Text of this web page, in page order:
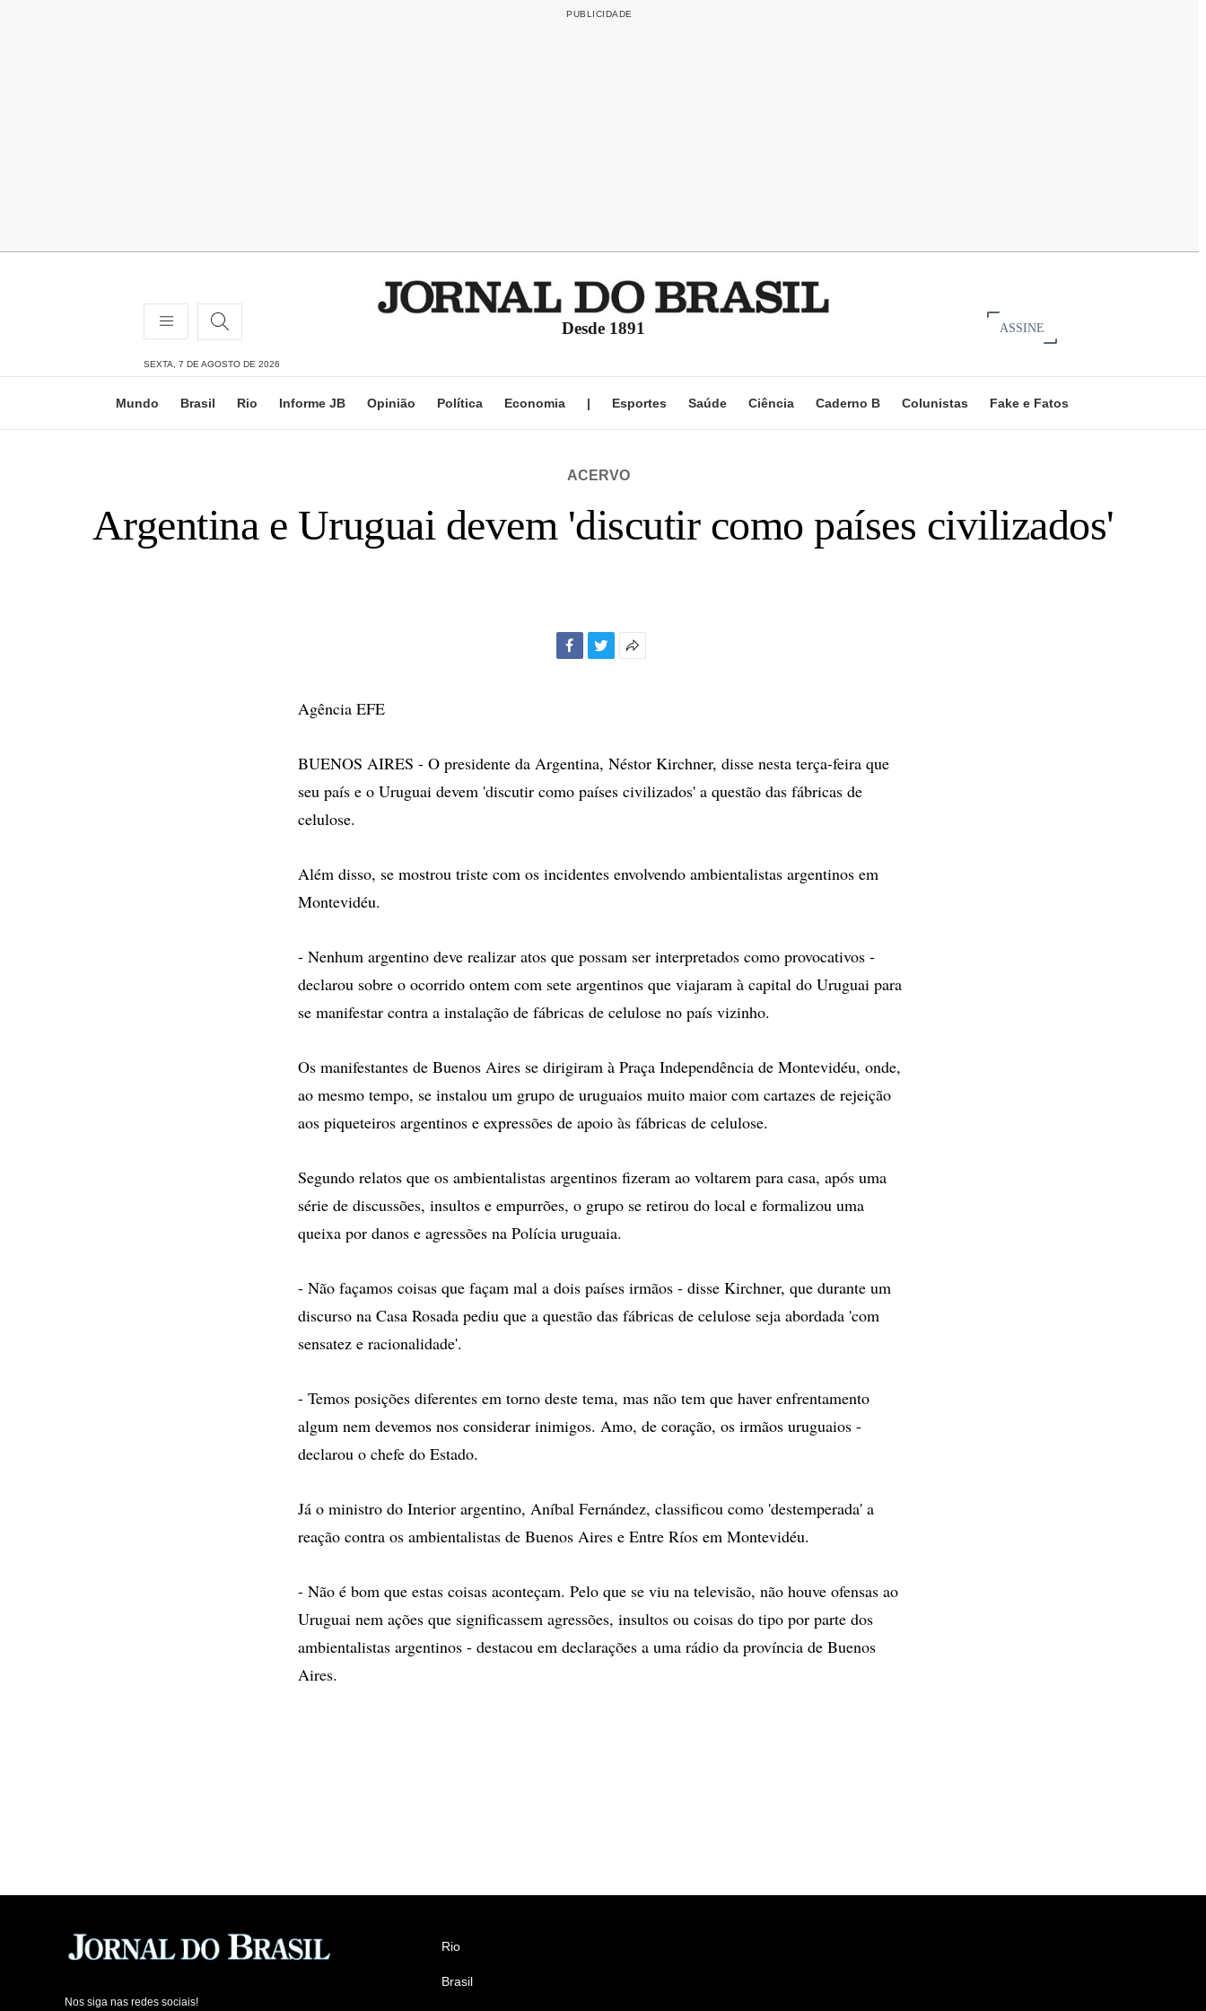
Desde 1891 ASSINE
SEXTA, 7 DE AGOSTO DE 2026
Mundo Brasil Rio Informe JB Opinião Política Economia | Esportes Saúde Ciência Caderno B Colunistas Fake e Fatos
ACERVO
Argentina e Uruguai devem 'discutir como países civilizados'
Agência EFE
BUENOS AIRES - O presidente da Argentina, Néstor Kirchner, disse nesta terça-feira que
seu país e o Uruguai devem 'discutir como países civilizados' a questão das fábricas de
celulose.
Além disso, se mostrou triste com os incidentes envolvendo ambientalistas argentinos em
Montevidéu.
- Nenhum argentino deve realizar atos que possam ser interpretados como provocativos -
declarou sobre o ocorrido ontem com sete argentinos que viajaram à capital do Uruguai para
se manifestar contra a instalação de fábricas de celulose no país vizinho.
Os manifestantes de Buenos Aires se dirigiram à Praça Independência de Montevidéu, onde,
ao mesmo tempo, se instalou um grupo de uruguaios muito maior com cartazes de rejeição
aos piqueteiros argentinos e expressões de apoio às fábricas de celulose.
Segundo relatos que os ambientalistas argentinos fizeram ao voltarem para casa, após uma
série de discussões, insultos e empurrões, o grupo se retirou do local e formalizou uma
queixa por danos e agressões na Polícia uruguaia.
- Não façamos coisas que façam mal a dois países irmãos - disse Kirchner, que durante um
discurso na Casa Rosada pediu que a questão das fábricas de celulose seja abordada 'com
sensatez e racionalidade'.
- Temos posições diferentes em torno deste tema, mas não tem que haver enfrentamento
algum nem devemos nos considerar inimigos. Amo, de coração, os irmãos uruguaios -
declarou o chefe do Estado.
Já o ministro do Interior argentino, Aníbal Fernández, classificou como 'destemperada' a
reação contra os ambientalistas de Buenos Aires e Entre Ríos em Montevidéu.
- Não é bom que estas coisas aconteçam. Pelo que se viu na televisão, não houve ofensas ao
Uruguai nem ações que significassem agressões, insultos ou coisas do tipo por parte dos
ambientalistas argentinos - destacou em declarações a uma rádio da província de Buenos
Aires.
Nos siga nas redes sociais!
Rio
Brasil